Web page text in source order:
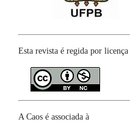
Esta revista é regida por licença
A Caos é associada à